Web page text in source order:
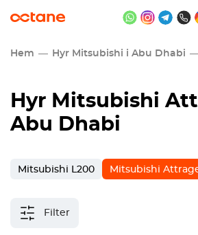
Hem Hyr Mitsubishi i Abu Dhabi
Hyr Mitsubishi
Abu Dhabi
Mitsubishi L200 Mitsubishi
Filter